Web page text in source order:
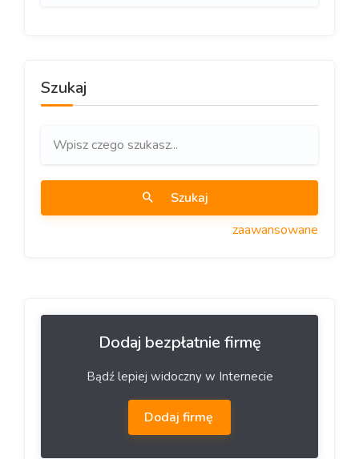
Szukaj
Szukaj
zaawansowane
Dodaj bezpłatnie firmę
Bądź lepiej widoczny w Internecie
Dodaj firmę